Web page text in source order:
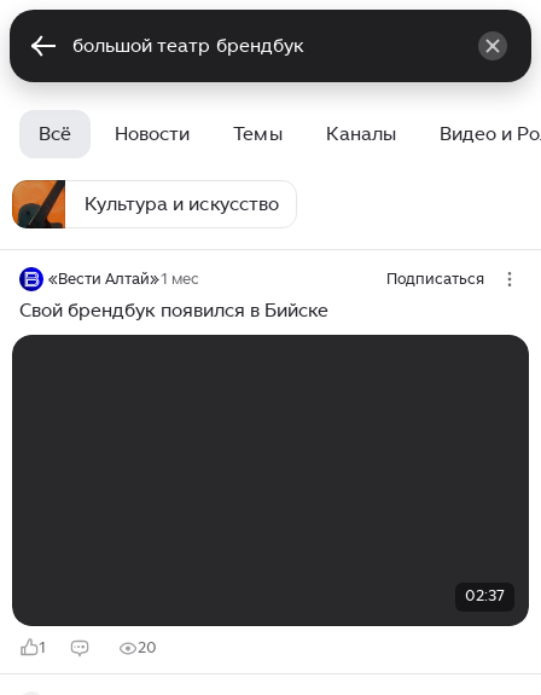
Всё Новости Темы Каналы Видео и
Культура и искусство
«Вести Алтай»1 мес Подписаться
Свой брендбук появился в Бийске
02:37
1 20